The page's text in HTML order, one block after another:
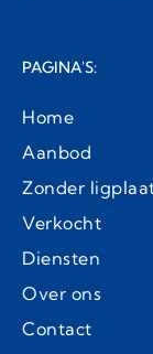
PAGINA'S:
Home
Aanbod
Zonder
Verkocht
Diensten
Over ons
Contact